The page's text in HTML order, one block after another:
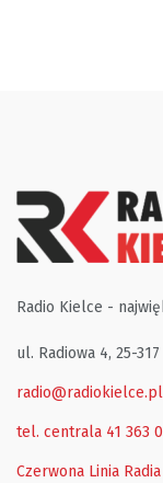
Radio Kielce -
ul. Radiowa 4, 25-
radio@radiokielce.pl
tel. centrala 41 363
Czerwona Linia